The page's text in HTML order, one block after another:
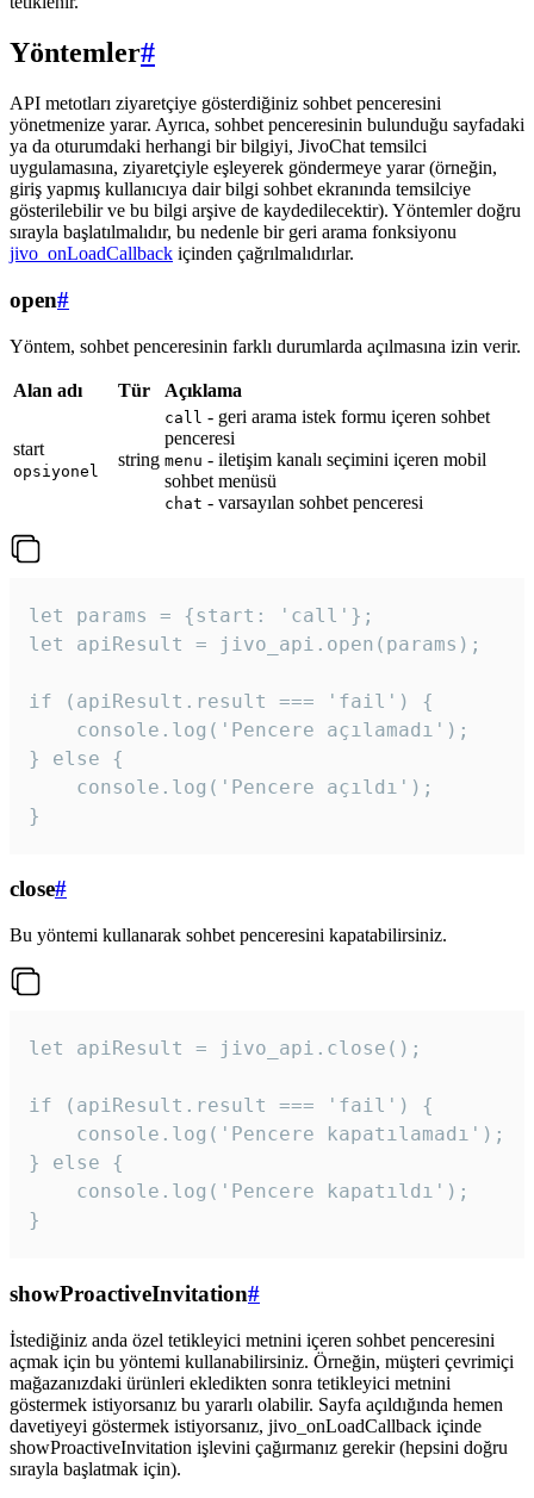
Yöntemler#
API metotları ziyaretçiye gösterdiğiniz sohbet penceresini
yönetmenize yarar. Ayrıca, sohbet penceresinin bulunduğu sayfadaki
ya da oturumdaki herhangi bir bilgiyi, JivoChat temsilci
uygulamasına, ziyaretçiyle eşleyerek göndermeye yarar (örneğin,
giriş yapmış kullanıcıya dair bilgi sohbet ekranında temsilciye
gösterilebilir ve bu bilgi arşive de kaydedilecektir). Yöntemler doğru
sırayla başlatılmalıdır, bu nedenle bir geri arama fonksiyonu
jivo_onLoadCallback içinden çağrılmalıdırlar.
open#
Yöntem, sohbet penceresinin farklı durumlarda açılmasına izin verir.
Alan adı Tür Açıklama
start
opsiyonel
string
call - geri arama istek formu içeren sohbet
penceresi
menu - iletişim kanalı seçimini içeren mobil
sohbet menüsü
chat - varsayılan sohbet penceresi
let params = {start: 'call'};
let apiResult = jivo_api.open(params);
if (apiResult.result === 'fail') {
    console.log('Pencere açılamadı');
} else {
    console.log('Pencere açıldı');
}
close#
Bu yöntemi kullanarak sohbet penceresini kapatabilirsiniz.
let apiResult = jivo_api.close();
if (apiResult.result === 'fail') {
    console.log('Pencere kapatılamadı');
} else {
    console.log('Pencere kapatıldı');
}
showProactiveInvitation#
İstediğiniz anda özel tetikleyici metnini içeren sohbet penceresini
açmak için bu yöntemi kullanabilirsiniz. Örneğin, müşteri çevrimiçi
mağazanızdaki ürünleri ekledikten sonra tetikleyici metnini
göstermek istiyorsanız bu yararlı olabilir. Sayfa açıldığında hemen
davetiyeyi göstermek istiyorsanız, jivo_onLoadCallback içinde
showProactiveInvitation işlevini çağırmanız gerekir (hepsini doğru
sırayla başlatmak için).